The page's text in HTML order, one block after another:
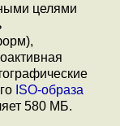
целями
ISO-образа
580 МБ.